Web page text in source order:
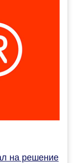
на решение